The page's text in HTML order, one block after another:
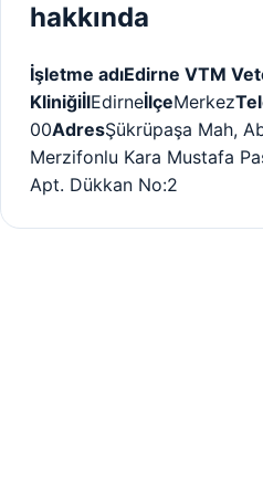
hakkında
İşletme adıEdirne VTM
KliniğiİlEdirneİlçeMerkez
00AdresŞükrüpaşa Mah,
Merzifonlu Kara Mustafa
Apt. Dükkan No:2